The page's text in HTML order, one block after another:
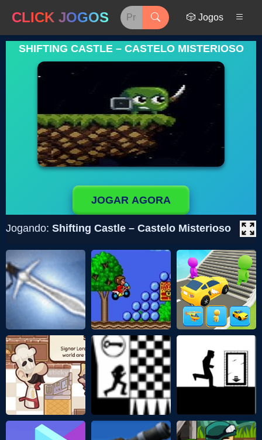
CLICK JOGOS 🎲 Jogos
SHIFTING CASTLE – CASTELO MISTERIOSO
JOGAR AGORA
Jogando: Shifting Castle – Castelo Misterioso